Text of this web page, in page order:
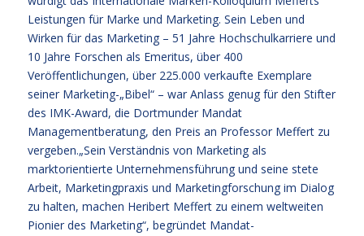
Leistungen für Marke und Marketing. Sein Leben und
Wirken für das Marketing – 51 Jahre Hochschulkarriere und
10 Jahre Forschen als Emeritus, über 400
Veröffentlichungen, über 225.000 verkaufte Exemplare
seiner Marketing-„Bibel“ – war Anlass genug für den Stifter
des IMK-Award, die Dortmunder Mandat
Managementberatung, den Preis an Professor Meffert zu
vergeben.„Sein Verständnis von Marketing als
marktorientierte Unternehmensführung und seine stete
Arbeit, Marketingpraxis und Marketingforschung im Dialog
zu halten, machen Heribert Meffert zu einem weltweiten
Pionier des Marketing“, begründet Mandat-